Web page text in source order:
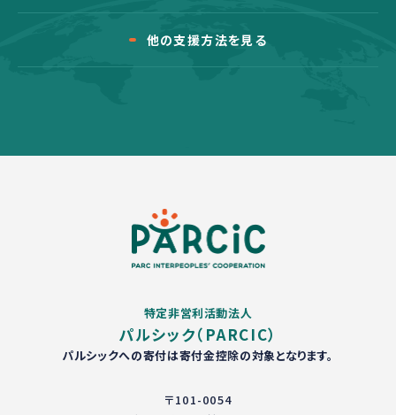
他の支援方法を見る
特定非営利活動法人
パルシック（PARCIC）
パルシックへの寄付は寄付金控除の対象となります。
〒101-0054